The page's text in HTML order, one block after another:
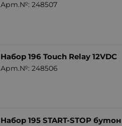
Арт.№: 248507
Набор 196 Touch Relay 12VDC
Арт.№: 248506
Набор 195 START-STOP бутон